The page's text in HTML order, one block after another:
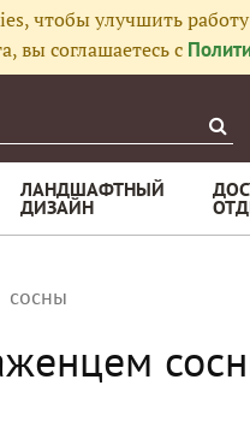
чтобы улучшить
вы соглашаетесь с
ЛАНДШАФТНЫЙ
ДИЗАЙН
сосны